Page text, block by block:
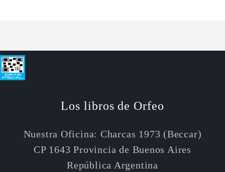
Los libros de Orfeo
Nuestra Oficina: Charcas 1973 (Beccar)
CP 1643 Provincia de Buenos Aires
República Argentina